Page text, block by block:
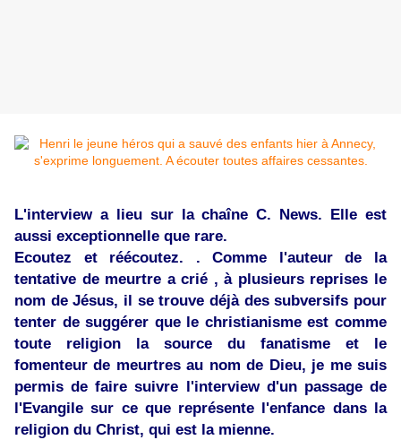
L'interview a lieu sur la chaîne C. News. Elle est
aussi exceptionnelle que rare.
Ecoutez et réécoutez. . Comme l'auteur de la
tentative de meurtre a crié , à plusieurs reprises le
nom de Jésus, il se trouve déjà des subversifs pour
tenter de suggérer que le christianisme est comme
toute religion la source du fanatisme et le
fomenteur de meurtres au nom de Dieu, je me suis
permis de faire suivre l'interview d'un passage de
l'Evangile sur ce que représente l'enfance dans la
religion du Christ, qui est la mienne.